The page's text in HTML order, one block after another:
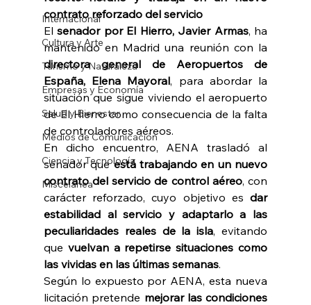
Internacional
Cultura y Arte
Turismo y Naturaleza
Empresas y Economía
Salud y Bienestar
Medios de Comunicación
Ciencia y Tecnología
Miscelánea
contrato reforzado del servicio
El senador por El Hierro, Javier Armas, ha
directora general de Aeropuertos de
España, Elena Mayoral, para abordar la
situación que sigue viviendo el aeropuerto
de El Hierro como consecuencia de la falta
de controladores aéreos.
En dicho encuentro, AENA trasladó al
senador que está trabajando en un nuevo
contrato del servicio de control aéreo, con
carácter reforzado, cuyo objetivo es dar
estabilidad al servicio y adaptarlo a las
peculiaridades reales de la isla, evitando
que vuelvan a repetirse situaciones como
las vividas en las últimas semanas.
Según lo expuesto por AENA, esta nueva
licitación pretende mejorar las condiciones